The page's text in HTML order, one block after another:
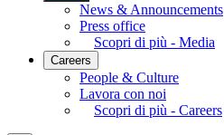
News & Announcements
Press office
Scopri di più - Media
Careers
People & Culture
Lavora con noi
Scopri di più - Careers